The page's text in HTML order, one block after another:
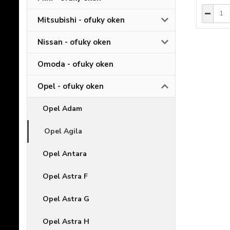
Mitsubishi - ofuky oken
Nissan - ofuky oken
Omoda - ofuky oken
Opel - ofuky oken
Opel Adam
Opel Agila
Opel Antara
Opel Astra F
Opel Astra G
Opel Astra H